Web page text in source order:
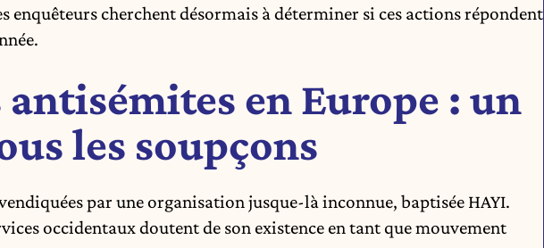
enquêteurs cherchent désormais à déterminer si ces actions répondent
en Europe : un
les soupçons
par une organisation jusque-là inconnue, baptisée HAYI.
occidentaux doutent de son existence en tant que mouvement